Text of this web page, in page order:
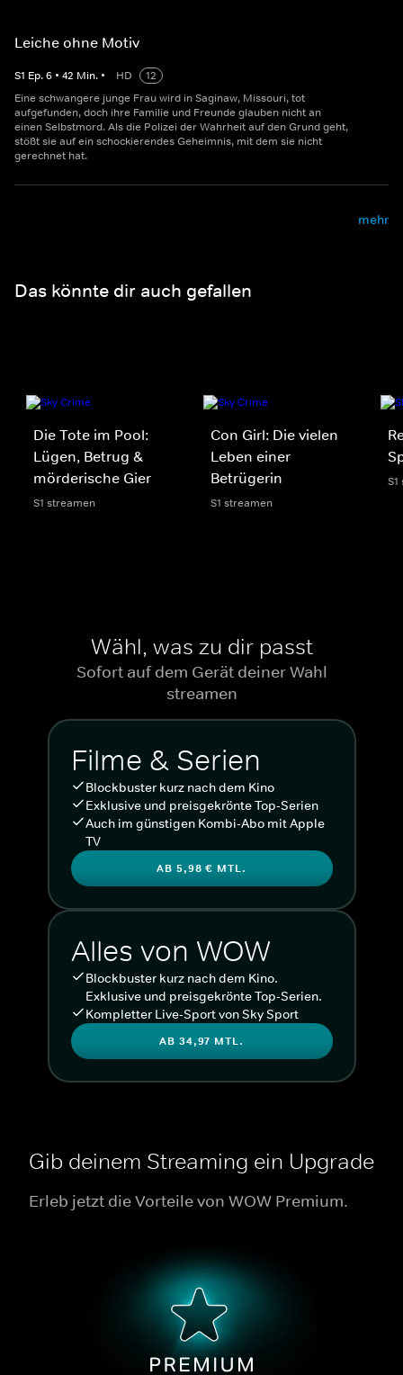
Leiche ohne Motiv
S1 Ep.6 • 42 Min. • HD
12
Eine schwangere junge Frau wird in Saginaw, Missouri, tot
aufgefunden, doch ihre Familie und Freunde glauben nicht an
einen Selbstmord. Als die Polizei der Wahrheit auf den Grund geht,
stößt sie auf ein schockierendes Geheimnis, mit dem sie nicht
gerechnet hat.
mehr
Das könnte dir auch gefallen
Die Tote im Pool:
Lügen, Betrug &
mörderische Gier
S1 streamen
Con Girl: Die vielen
Leben einer
Betrügerin
S1 streamen
Wähl, was zu dir passt
Sofort auf dem Gerät deiner Wahl
streamen
Filme & Serien
Blockbuster kurz nach dem Kino
Exklusive und preisgekrönte Top-Serien
Auch im günstigen Kombi-Abo mit Apple
TV
AB 5,98 € MTL.
Alles von WOW
Blockbuster kurz nach dem Kino.
Exklusive und preisgekrönte Top-Serien.
Kompletter Live-Sport von Sky Sport
AB 34,97 MTL.
Gib deinem Streaming ein Upgrade
Erleb jetzt die Vorteile von WOW Premium.